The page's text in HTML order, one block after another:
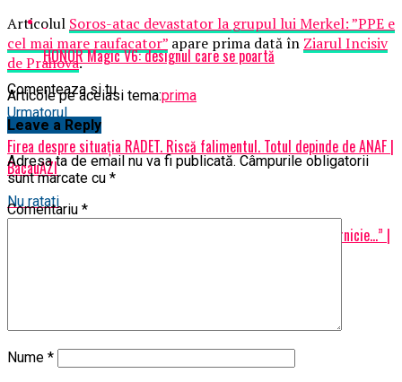
Articolul Soros-atac devastator la grupul lui Merkel: ”PPE e
cel mai mare raufacator” apare prima dată în Ziarul Incisiv
de Prahova.
Articole pe aceiasi tema:prima
Urmatorul
Firea despre situaţia RADET. Riscă falimentul. Totul depinde de ANAF |
BacauAZI
Nu ratati
“Zâmbetele afişate sunt doar un rânjet de neputinţă şi slugărnicie…” |
HONOR Magic V6: designul care se poartă
Comenteaza si tu
Leave a Reply
Adresa ta de email nu va fi publicată. Câmpurile obligatorii
sunt marcate cu *
Comentariu *
Nume *